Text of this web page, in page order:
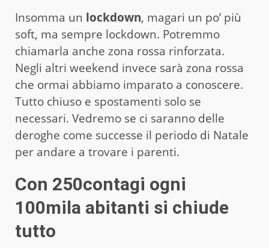
Insomma un lockdown, magari un po’ più
soft, ma sempre lockdown. Potremmo
chiamarla anche zona rossa rinforzata.
Negli altri weekend invece sarà zona rossa
che ormai abbiamo imparato a conoscere.
Tutto chiuso e spostamenti solo se
necessari. Vedremo se ci saranno delle
deroghe come successe il periodo di Natale
per andare a trovare i parenti.
Con 250contagi ogni
100mila abitanti si chiude
tutto